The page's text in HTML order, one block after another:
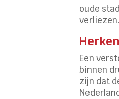
oude
verliezen.
Een
binnen
zijn dat